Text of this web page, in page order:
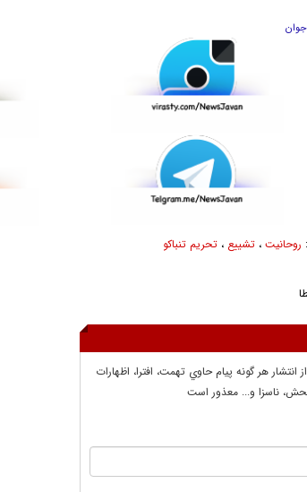
جوان
روحانیت، تشییع ، تحریم تنباکو
انتشار هر گونه پيام حاوي تهمت، افترا، اظهارات
ناسزا و... معذور است